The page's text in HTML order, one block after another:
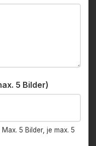
5 Bilder)
5 Bilder, je max. 5